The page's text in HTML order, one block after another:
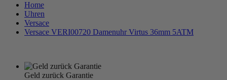
Home
Uhren
Versace
Versace VERI00720 Damenuhr Virtus 36mm 5ATM
Geld zurück Garantie